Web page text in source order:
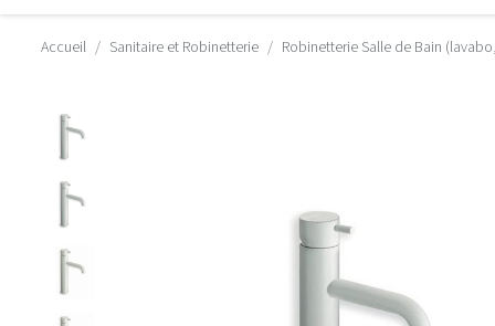
Accueil Sanitaire et Robinetterie Robinetterie Salle de Bain